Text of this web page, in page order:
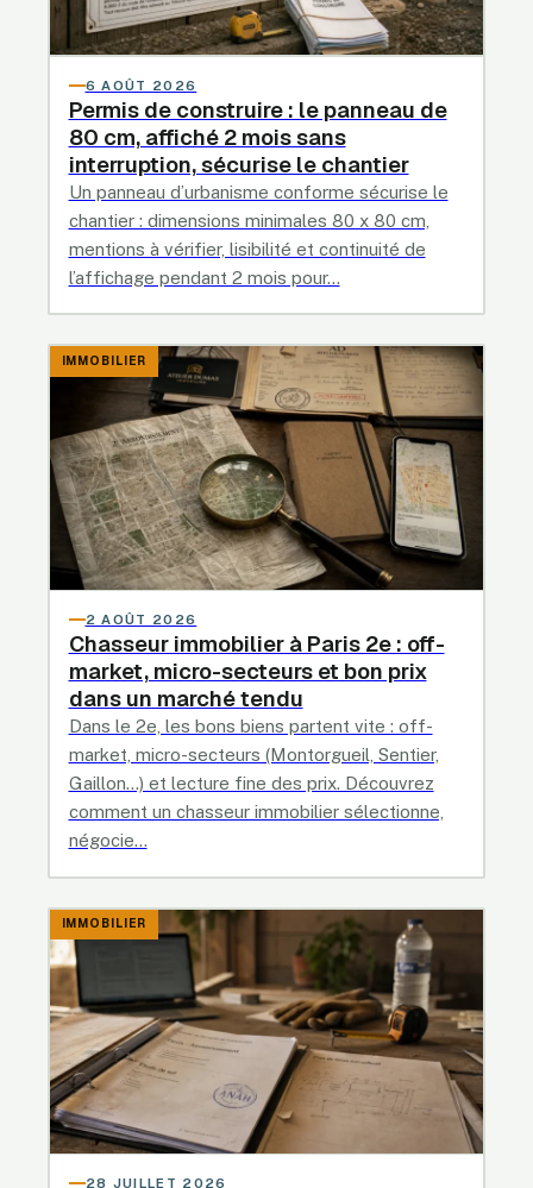
Permis de construire : le panneau de
80 cm, affiché 2 mois sans
interruption, sécurise le chantier
6 AOÛT 2026
Un panneau d’urbanisme conforme sécurise le
chantier : dimensions minimales 80 x 80 cm,
mentions à vérifier, lisibilité et continuité de
l’affichage pendant 2 mois pour…
IMMOBILIER
Chasseur immobilier à Paris 2e : off-
market, micro-secteurs et bon prix
dans un marché tendu
2 AOÛT 2026
Dans le 2e, les bons biens partent vite : off-
market, micro-secteurs (Montorgueil, Sentier,
Gaillon…) et lecture fine des prix. Découvrez
comment un chasseur immobilier sélectionne,
négocie…
IMMOBILIER
28 JUILLET 2026